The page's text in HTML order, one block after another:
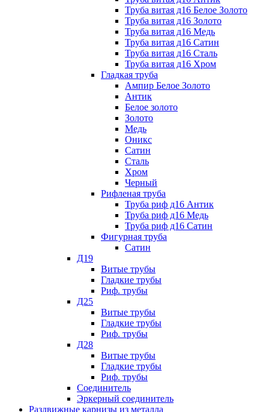
Труба витая д16 Белое Золото
Труба витая д16 Золото
Труба витая д16 Медь
Труба витая д16 Сатин
Труба витая д16 Сталь
Труба витая д16 Хром
Гладкая труба
Ампир Белое Золото
Антик
Белое золото
Золото
Медь
Оникс
Сатин
Сталь
Хром
Черный
Рифленая труба
Труба риф д16 Антик
Труба риф д16 Медь
Труба риф д16 Сатин
Фигурная труба
Сатин
Д19
Витые трубы
Гладкие трубы
Риф. трубы
Д25
Витые трубы
Гладкие трубы
Риф. трубы
Д28
Витые трубы
Гладкие трубы
Риф. трубы
Соединитель
Эркерный соединитель
Раздвижные карнизы из металла